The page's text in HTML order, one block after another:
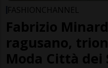
FASHIONCHANNEL
Fabrizio
ragusano,
Moda Città dei